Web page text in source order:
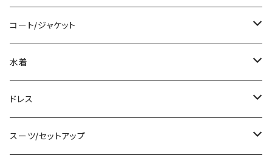
袖付き
ノースリーブ
その他
チュニック
シャツ/ブラウス
ベアトップ/チューブトップ
カーディガン/ボレロ
ニット/セーター
クロップド丈
ロング丈
デニム
レギンス
ミニ/ショート
ミディアム/ミモレ
ロング
その他
コート/ジャケット
コート
ジャケット
その他
水着
タンキニ
バンドゥビキニ
ドレス
ミニ/ショート
スーツ/セットアップ